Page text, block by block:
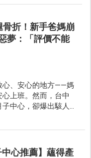
折！新手爸媽崩
夢：「評價不能
心、安心的地方——媽
上班。然而，台中
中心，卻爆出駭人
中心推薦】蘊得產